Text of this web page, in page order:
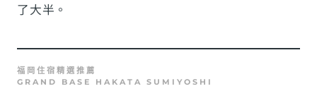
了大半。
福岡住宿精選推薦
GRAND BASE HAKATA SUMIYOSHI